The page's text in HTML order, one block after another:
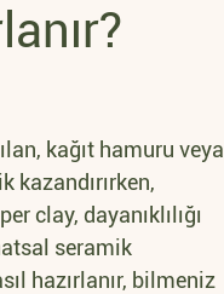
kağıt hamuru veya
kazandırırken,
clay, dayanıklılığı
seramik
hazırlanır, bilmeniz